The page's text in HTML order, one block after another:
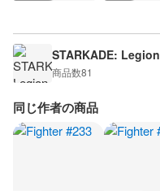
STARKADE: Legion
商品数81
同じ作者の商品